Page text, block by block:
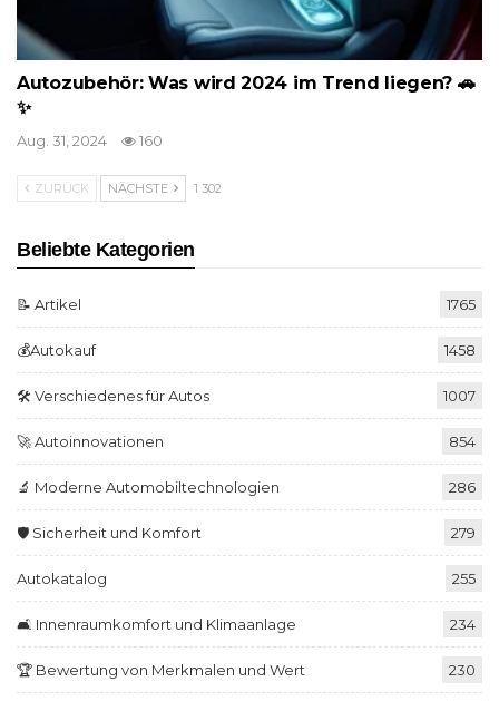
Autozubehör: Was wird 2024 im Trend liegen? 🚗
✨
Aug. 31, 2024 160
ZURÜCK NÄCHSTE 1 302
Beliebte Kategorien
📝 Artikel 1765
💰Autokauf 1458
🛠️ Verschiedenes für Autos 1007
🚀 Autoinnovationen 854
🔬 Moderne Automobiltechnologien 286
🛡️ Sicherheit und Komfort 279
Autokatalog 255
🛋️ Innenraumkomfort und Klimaanlage 234
🏆 Bewertung von Merkmalen und Wert 230